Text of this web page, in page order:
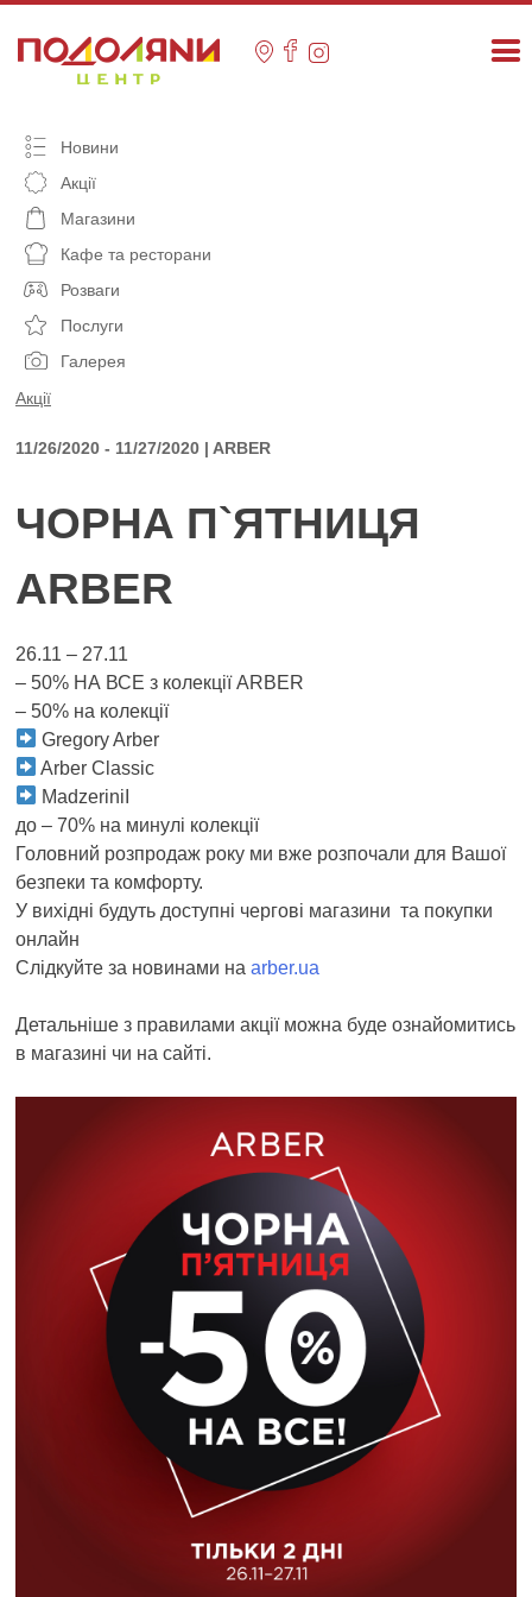
content
Новини
Акції
Магазини
Кафе та ресторани
Розваги
Послуги
Галерея
Акції
11/26/2020 - 11/27/2020 | ARBER
ЧОРНА П`ЯТНИЦЯ
ARBER
26.11 – 27.11
– 50% НА ВСЕ з колекції ARBER
– 50% на колекції
Gregory Arber
Arber Classic
MadzeriniI
до – 70% на минулі колекції
Головний розпродаж року ми вже розпочали для Вашої
безпеки та комфорту.
У вихідні будуть доступні чергові магазини та покупки
онлайн
Слідкуйте за новинами на arber.ua
Детальніше з правилами акції можна буде ознайомитись
в магазині чи на сайті.